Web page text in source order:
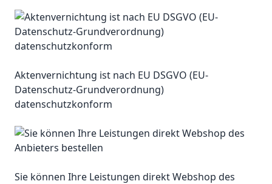
Aktenvernichtung ist nach EU DSGVO (EU-
Datenschutz-Grundverordnung)
datenschutzkonform
Sie können Ihre Leistungen direkt Webshop des